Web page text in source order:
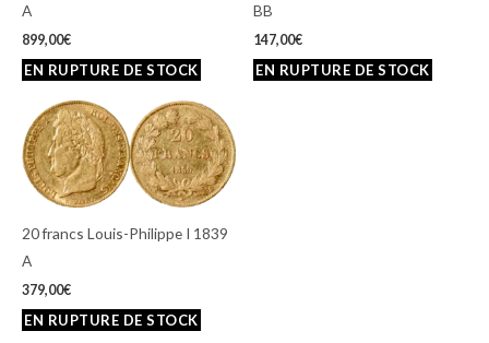
A
899,00€
BB
147,00€
20 francs Louis-Philippe I 1839
A
379,00€